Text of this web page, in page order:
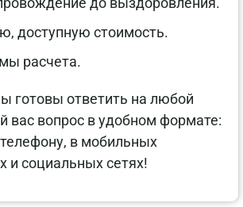
доступную стоимость.
расчета.
готовы ответить на любой
вас вопрос в удобном формате:
в мобильных
и социальных сетях!